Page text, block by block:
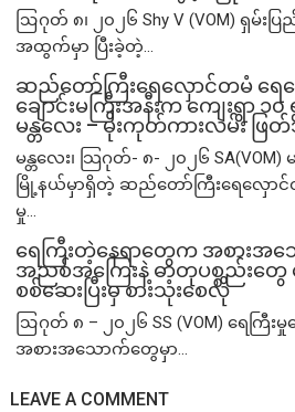
ဩဂုတ် ၈၊ ၂၀၂၆ Shy V (VOM) ရှမ်း
အထွက်မှာ ပြီးခဲ့တဲ့...
ဆည်တော်ကြီးရေလှောင်တမံ ရေလ
ချောင်းမကြီးအနီးက ကျေးရွာ ၁၀
မန္တလေး – မိုးကုတ်ကားလမ်း ဖြ
မန္တလေး၊ သြဂုတ်- ၈- ၂၀၂၆ SA(VOM)
မြို့နယ်မှာရှိတဲ့ ဆည်တော်ကြီးရေလှော
မှု...
ရေကြီးတဲ့​နေရာ​တွေက အစားအ
အညစ်အကြေးနဲ့ ဓာတုပစ္စည်းတွေ
စစ်ဆေးပြီးမှ စားသုံးစေလို
ဩဂုတ် ၈ – ၂၀၂၆ SS (VOM) ရေကြီးမှု
အစားအသောက်တွေမှာ...
LEAVE A COMMENT